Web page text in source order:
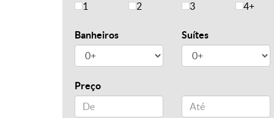
1
2 3 4+
Banheiros Suítes
Preço